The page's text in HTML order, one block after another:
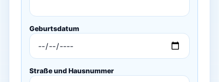
Geburtsdatum
Straße und Hausnummer